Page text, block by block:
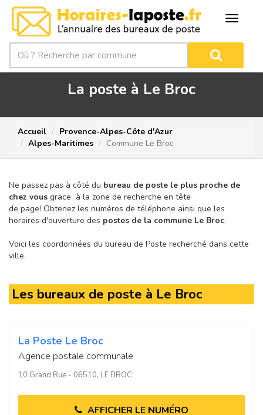
La poste à Le Broc
Accueil
Provence-Alpes-Côte d'Azur
Alpes-Maritimes
Commune Le Broc
Ne passez pas à côté du bureau de poste le plus proche de
chez vous grace à la zone de recherche en tête
de page! Obtenez les numéros de téléphone ainsi que les
horaires d'ouverture des postes de la commune Le Broc.
Voici les coordonnées du bureau de Poste recherché dans cette
ville.
Les bureaux de poste à Le Broc
La Poste Le Broc
Agence postale communale
10 Grand Rue - 06510, LE BROC
AFFICHER LE NUMÉRO